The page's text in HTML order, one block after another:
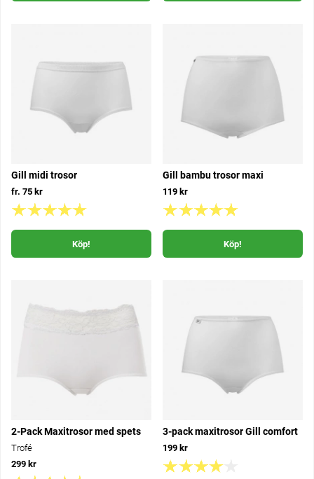
Gill midi trosor
fr. 75 kr
Köp!
Gill bambu trosor maxi
119 kr
Köp!
2-Pack Maxitrosor med spets
Trofé
299 kr
3-pack maxitrosor Gill comfort
199 kr